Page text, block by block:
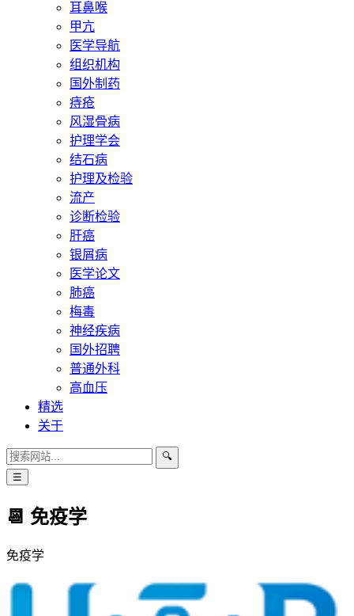
耳鼻喉
甲亢
医学导航
组织机构
国外制药
痔疮
风湿骨病
护理学会
结石病
护理及检验
流产
诊断检验
肝癌
银屑病
医学论文
肺癌
梅毒
神经疾病
国外招聘
普通外科
高血压
精选
关于
🔍
☰
📆 免疫学
免疫学